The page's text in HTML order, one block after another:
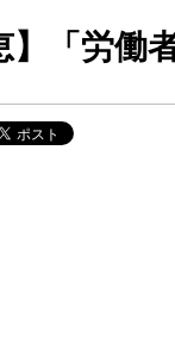
】「労